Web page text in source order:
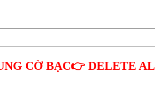
CỜ BẠC👉 DELETE